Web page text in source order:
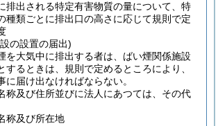
排出される特定有害物質の量について、特
種類ごとに排出口の高さに応じて規則で定
の設置の届出)
を大気中に排出する者は、ばい煙関係施設
するときは、規則で定めるところにより、
に届け出なければならない。
称及び住所並びに法人にあつては、その代
称及び所在地